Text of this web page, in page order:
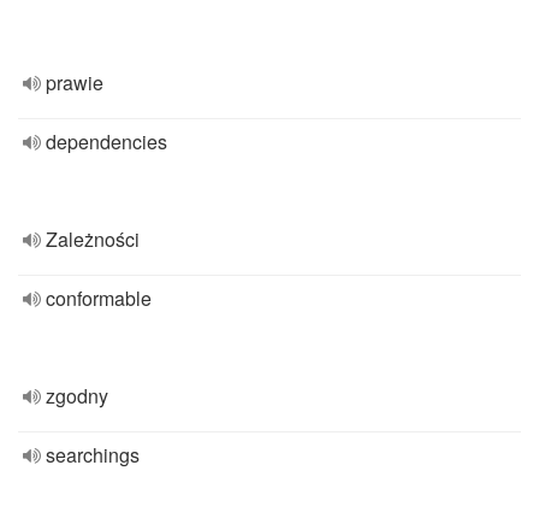
prawie
dependencies
Zależności
conformable
zgodny
searchings